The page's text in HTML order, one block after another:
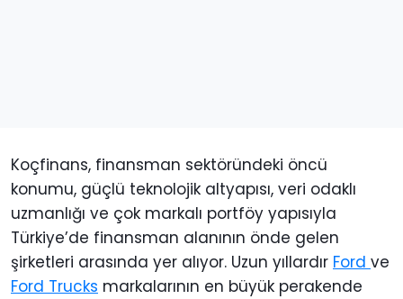
Koçfinans, finansman sektöründeki öncü
konumu, güçlü teknolojik altyapısı, veri odaklı
uzmanlığı ve çok markalı portföy yapısıyla
Türkiye’de finansman alanının önde gelen
şirketleri arasında yer alıyor. Uzun yıllardır Ford ve
Ford Trucks markalarının en büyük perakende